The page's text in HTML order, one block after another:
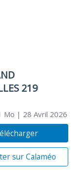
219
Mo | 28 Avril 2026
sur Calaméo